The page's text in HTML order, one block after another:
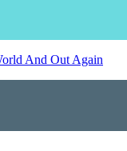
And Out Again